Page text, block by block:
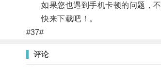
如果您也遇到手机卡顿的问题，不
快来下载吧！。
#37#
评论